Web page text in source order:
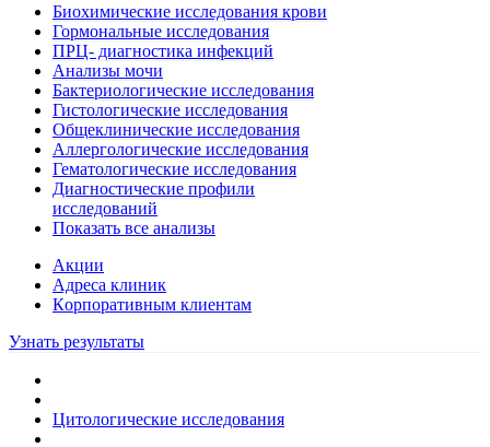
Биохимические исследования крови
Гормональные исследования
ПРЦ- диагностика инфекций
Анализы мочи
Бактериологические исследования
Гистологические исследования
Общеклинические исследования
Аллергологические исследования
Гематологические исследования
Диагностические профили
исследований
Показать все анализы
Акции
Адреса клиник
Кoрпоративным клиентам
Узнать результаты
Цитологические исследования